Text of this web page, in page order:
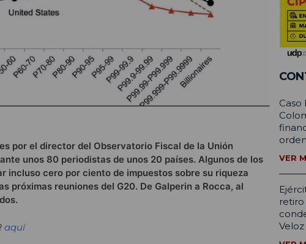
por el director del Observatorio Fiscal de la Unión
unos 80 periodistas de unos 20 países. Algunos de los
incluso cero por ciento de impuestos sobre su riqueza
próximas reuniones del G20. De Galperin a Rocca, al
aquí
Caso
VER
Veloz